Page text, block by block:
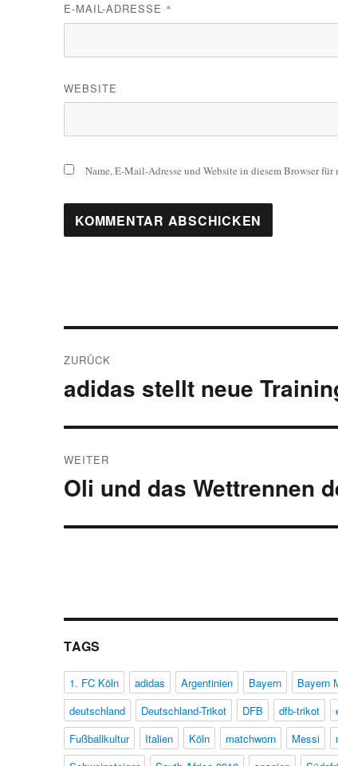
E-MAIL-ADRESSE *
WEBSITE
Name, E-Mail-Adresse und Website in diesem Browser
ZURÜCK
Vorheriger
adidas stellt neue
WEITER
Nächster
Oli und das Wettrennen
TAGS
1. FC Köln adidas Argentinien Bayern Bayern
deutschland
Deutschland-Trikot DFB dfb-trikot
Fußballkultur
Italien Köln matchworn Messi